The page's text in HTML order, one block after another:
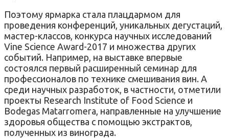
Поэтому ярмарка стала плацдармом для
проведения конференций, уникальных дегустаций,
мастер-классов, конкурса научных исследований
Vine Science Award-2017 и множества других
событий. Например, на выставке впервые
состоялся первый расширенный семинар для
профессионалов по технике смешивания вин. А
среди научных разработок, в частности, отметили
проекты Research Institute of Food Science и
Bodegas Matarromera, направленные на улучшение
здоровья общества с помощью экстрактов,
полученных из винограда.